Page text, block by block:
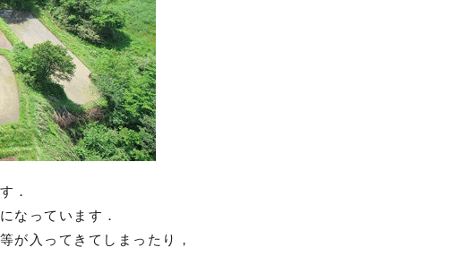
．
なっています．
が入ってきてしまったり，